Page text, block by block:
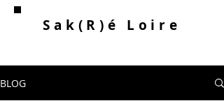
Sak (R) é Loire
BLOG